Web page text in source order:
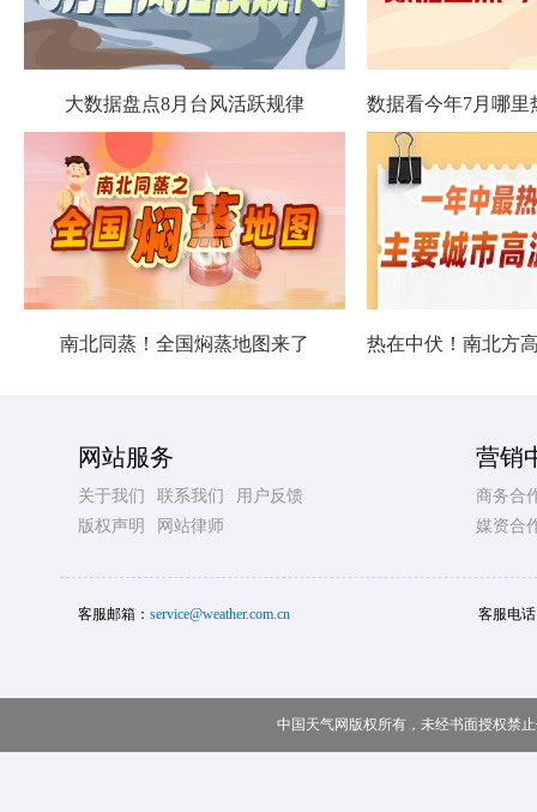
大数据盘点8月台风活跃规律
南北同蒸！全国焖蒸地图来了
网站服务
关于我们 联系我们
用户反馈
版权声明
网站律师
营销
商务合
媒资合
客服邮箱： service@weather.com.cn 客服电
中国天气网版权所有，未经书面授权